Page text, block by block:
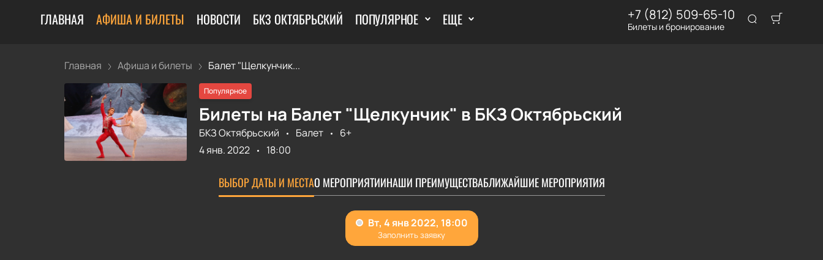
ГЛАВНАЯ АФИША И БИЛЕТЫ НОВОСТИ БКЗ ОКТЯБРЬСКИЙ ПОПУЛЯРНОЕ ЕЩЕ +7 (812) 509-65-10
Билеты и бронирование
Главная Афиша и билеты Балет "Щелкунчик...
Популярное
Билеты на Балет "Щелкунчик" в БКЗ Октябрьский
БКЗ Октябрьский Балет
6+
4 янв. 2022
18:00
ВЫБОР ДАТЫ И МЕСТАО МЕРОПРИЯТИИНАШИ ПРЕИМУЩЕСТВАБЛИЖАЙШИЕ МЕРОПРИЯТИЯ